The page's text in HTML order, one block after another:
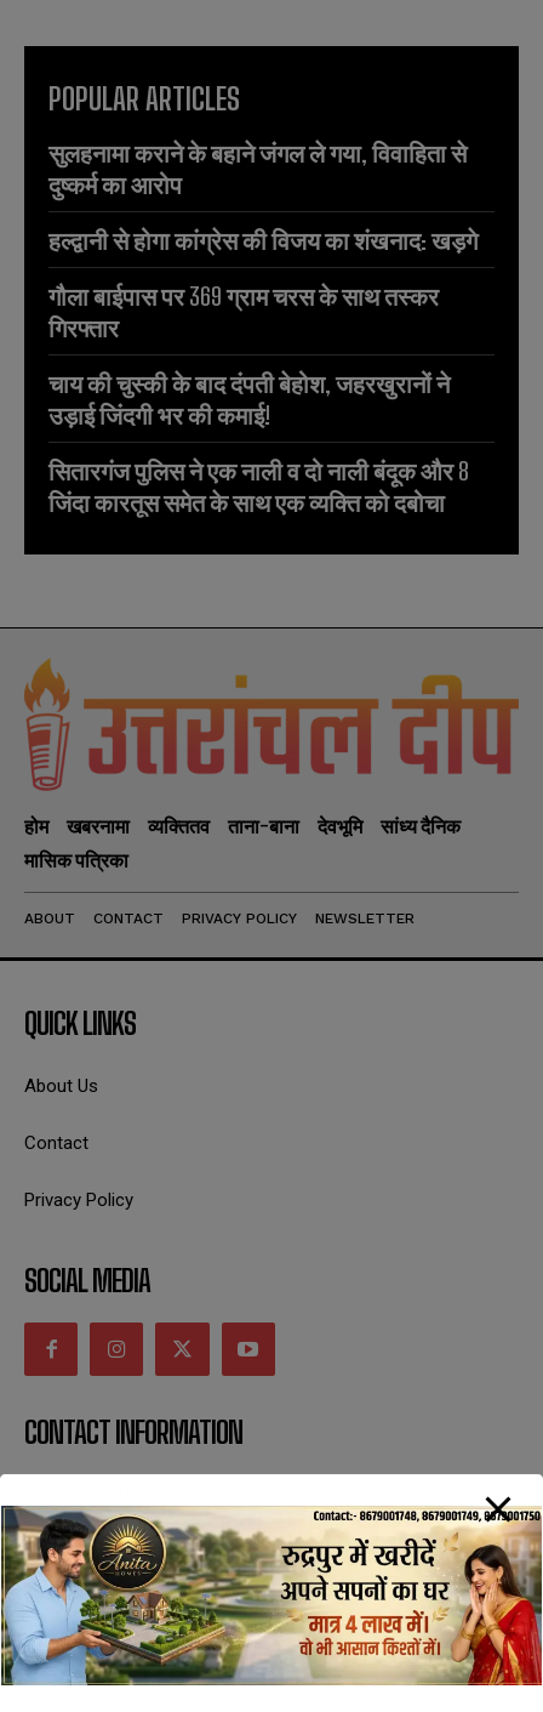
POPULAR ARTICLES
सुलहनामा कराने के बहाने जंगल ले गया, विवाहिता से
दुष्कर्म का आरोप
हल्द्वानी से होगा कांग्रेस की विजय का शंखनाद: खड़गे
गौला बाईपास पर 369 ग्राम चरस के साथ तस्कर
गिरफ्तार
चाय की चुस्की के बाद दंपती बेहोश, जहरखुरानों ने
उड़ाई जिंदगी भर की कमाई!
सितारगंज पुलिस ने एक नाली व दो नाली बंदूक और 8
जिंदा कारतूस समेत के साथ एक व्यक्ति को दबोचा
होम खबरनामा व्यक्तितव ताना-बाना देवभूमि
सांध्य दैनिक
मासिक पत्रिका
ABOUT CONTACT PRIVACY POLICY NEWSLETTER
QUICK LINKS
About Us
Contact
Privacy Policy
SOCIAL MEDIA
CONTACT INFORMATION
SUBSCRIBE NOW
All Rights Reserved with uttaranchaldeep